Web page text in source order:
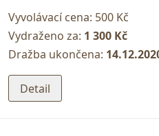
Vyvolávací cena: 500 Kč
Vydraženo za: 1 300 Kč
Dražba ukončena:
Detail